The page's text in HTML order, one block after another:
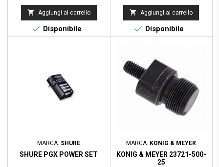
 Aggiungi al carrello
 Disponibile
 Aggiungi al carrello
 Disponibile
MARCA: SHURE
SHURE PGX POWER SET
MARCA: KONIG & MEYER
KONIG & MEYER 23721-500-
25